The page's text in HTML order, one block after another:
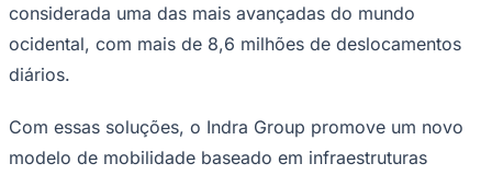
considerada uma das mais avançadas do mundo
ocidental, com mais de 8,6 milhões de deslocamentos
diários.
Com essas soluções, o Indra Group promove um novo
modelo de mobilidade baseado em infraestruturas